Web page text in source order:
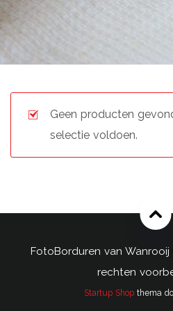
Geen producten
selectie voldoen.
FotoBorduren van
rechten
Startup Shopthema